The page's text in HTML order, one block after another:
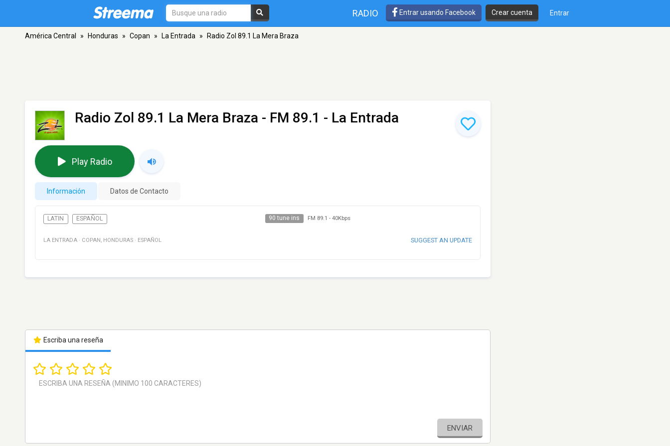
RADIO Entrar usando Facebook Crear cuenta Entrar
América Central » Honduras » Copan » La Entrada » Radio Zol 89.1 La Mera Braza
Radio Zol 89.1 La Mera Braza - FM 89.1 - La Entrada
Play Radio
Información Datos de Contacto
LATIN ESPAÑOL 90 tune ins FM 89.1 - 40Kbps
LA ENTRADA · COPAN , HONDURAS · ESPAÑOL SUGGEST AN UPDATE
Escriba una reseña
ENVIAR